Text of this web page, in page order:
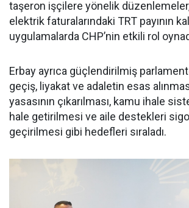
taşeron işçilere yönelik
elektrik faturalarındaki TRT payının
uygulamalarda CHP’nin etkili rol
Erbay ayrıca güçlendirilmiş
geçiş, liyakat ve adaletin esas
yasasının çıkarılması, kamu ihale
hale getirilmesi ve aile destekleri
geçirilmesi gibi hedefleri sıraladı.